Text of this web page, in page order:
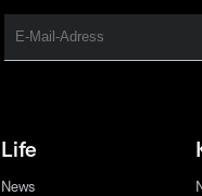
Life
News